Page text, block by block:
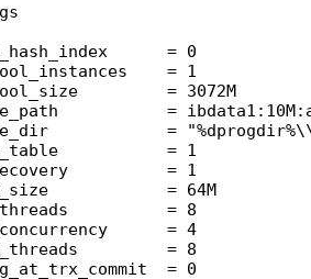
= 0
= 1
= 3072M
=
=
= 1
= 1
= 64M
= 8
= 4
= 8
= 0